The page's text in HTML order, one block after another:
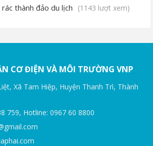
thành đảo du lịch (1143 lượt xem)
CƠ ĐIỆN VÀ MÔI TRƯỜNG VNP
Xã Tam Hiệp, Huyện Thanh Trì, Thành
759, Hotline: 0967 60 8800